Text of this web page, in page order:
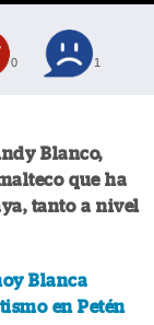
0 1
Blanco,
que ha
tanto a nivel
Blanca
en Petén